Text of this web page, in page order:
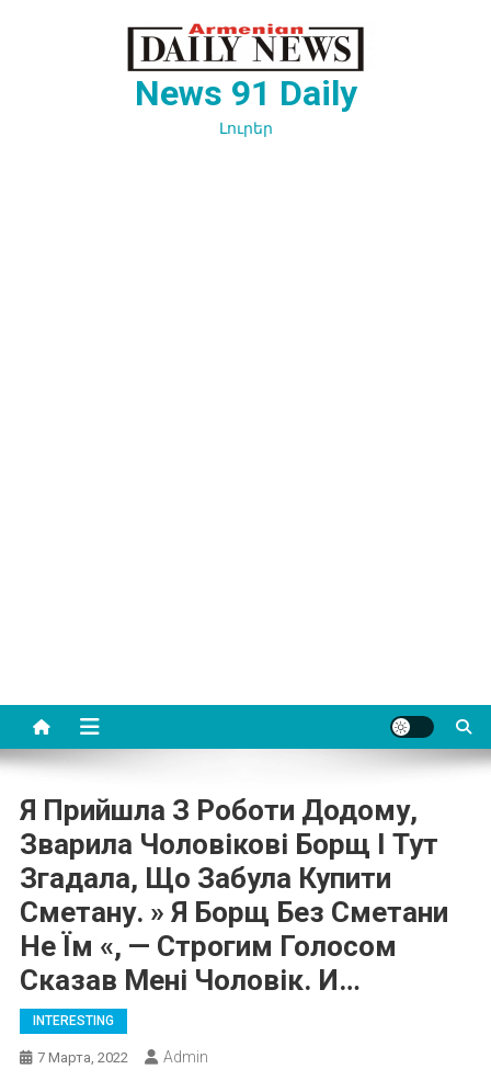
News 91 Daily
Լուրեր
Я Прийшла З Роботи Додому,
Зварила Чоловікові Борщ І Тут
Згадала, Що Забула Купити
Сметану. » Я Борщ Без Сметани
Не Їм «, — Строгим Голосом
Сказав Мені Чоловік. И…
INTERESTING
7 Марта, 2022 Admin